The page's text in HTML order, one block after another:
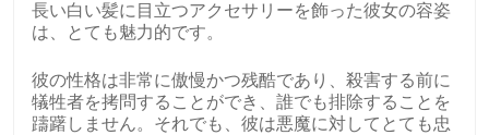
長い白い髪に目立つアクセサリーを飾った彼女の容姿
は、とても魅力的です。
彼の性格は非常に傲慢かつ残酷であり、殺害する前に
犠牲者を拷問することができ、誰でも排除することを
躊躇しません。それでも、彼は悪魔に対してとても忠